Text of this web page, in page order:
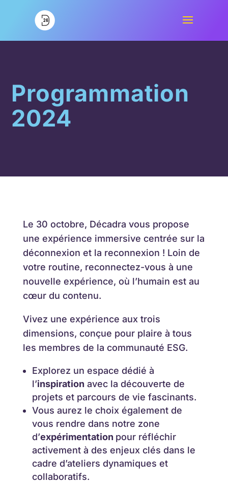
Programmation
2024
Le 30 octobre, Décadra vous propose
une expérience immersive centrée sur la
déconnexion et la reconnexion ! Loin de
votre routine, reconnectez-vous à une
nouvelle expérience, où l’humain est au
cœur du contenu.
Vivez une expérience aux trois
dimensions, conçue pour plaire à tous
les membres de la communauté ESG.
Explorez un espace dédié à
l’inspiration avec la découverte de
projets et parcours de vie fascinants.
Vous aurez le choix également de
vous rendre dans notre zone
d’expérimentation pour réfléchir
activement à des enjeux clés dans le
cadre d’ateliers dynamiques et
collaboratifs.